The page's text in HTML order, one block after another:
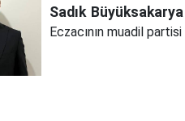
Sadık Büyüksakarya
Eczacının muadil partisi